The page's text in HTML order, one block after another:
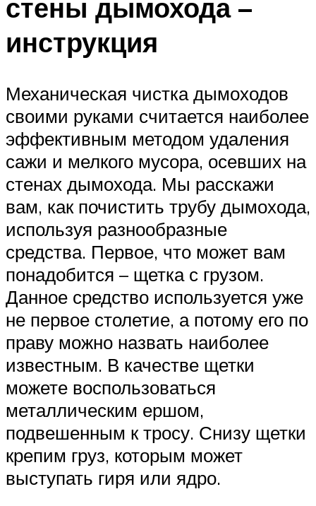
стены дымохода –
инструкция
Механическая чистка дымоходов
своими руками считается наиболее
эффективным методом удаления
сажи и мелкого мусора, осевших на
стенах дымохода. Мы расскажи
вам, как почистить трубу дымохода,
используя разнообразные
средства. Первое, что может вам
понадобится – щетка с грузом.
Данное средство используется уже
не первое столетие, а потому его по
праву можно назвать наиболее
известным. В качестве щетки
можете воспользоваться
металлическим ершом,
подвешенным к тросу. Снизу щетки
крепим груз, которым может
выступать гиря или ядро.